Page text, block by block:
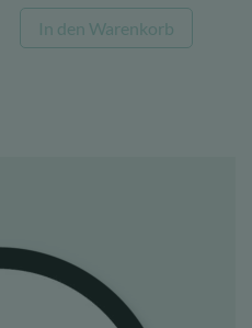
Preis
war:
Preis
ist:
In den Warenkorb